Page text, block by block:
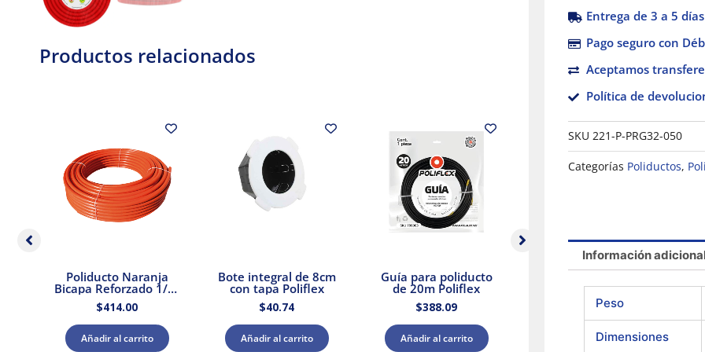
Productos relacionados
Poliducto Naranja
Bicapa Reforzado 1/2″
100 mts.
$414.00
Añadir al carrito
Bote integral de 8cm
con tapa Poliflex
$40.74
Añadir al carrito
Guía para poliducto
de 20m Poliflex
$388.09
Añadir al carrito
de 10m Poliflex
240.62
Añadir al carrito
Entrega de 3 a 5 días
Pago seguro con
Aceptamos
Política de
SKU 221-P-PRG32-050
Categorías Poliductos,
Información
Peso
Dimensiones